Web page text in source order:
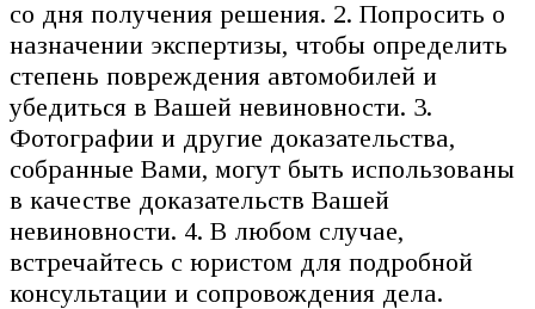
со дня получения решения. 2. Попросить о
назначении экспертизы, чтобы определить
степень повреждения автомобилей и
убедиться в Вашей невиновности. 3.
Фотографии и другие доказательства,
собранные Вами, могут быть использованы
в качестве доказательств Вашей
невиновности. 4. В любом случае,
встречайтесь с юристом для подробной
консультации и сопровождения дела.